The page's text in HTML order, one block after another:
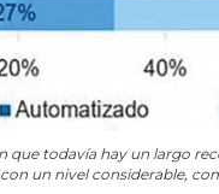
todavía hay un largo
un nivel considerable,